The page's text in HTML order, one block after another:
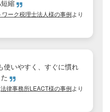
縮
ワーク税理士法人様の事例より
使いやすく、すぐに慣れ
法律事務所LEACT様の事例より